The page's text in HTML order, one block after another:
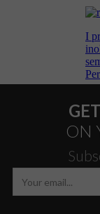
ON